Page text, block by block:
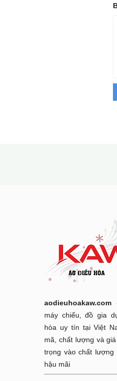
aodieuhoakaw.com
máy chiếu, đồ gia
hòa uy tín tại Việt
mã, chất lượng và
trọng vào chất lượng
hậu mãi